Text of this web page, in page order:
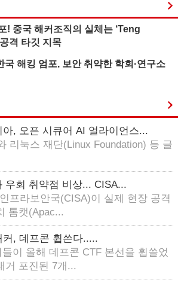
! 중국 해커조직의 실체는 ‘Teng
격 타깃 지목
국 해킹 엄포, 보안 취약한 학회·연구소
아, 오픈 시큐어 AI 얼라이언스...
리눅스 재단(Linux Foundation) 등 글
우회 취약점 비상... CISA...
프라보안국(CISA)이 실제 현장 공격
톰캣(Apac...
커, 데프콘 휩쓴다.....
이 올해 데프콘 CTF 본선을 휩쓸었
거 포진된 7개...